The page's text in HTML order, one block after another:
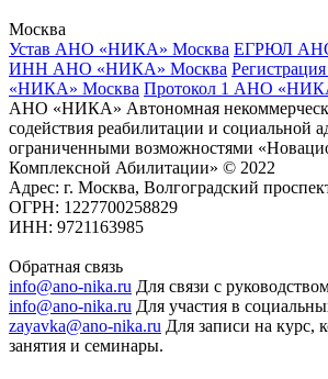
Москва
Устав АНО «НИКА» Москва ЕГРЮЛ
ИНН АНО «НИКА» Москва
«НИКА» Москва Протокол 1 АНО
АНО «НИКА» Автономная
содействия реабилитации и социальной
ограниченными возможностями
Комплексной Абилитации» © 2022
Адрес: г. Москва, Волгоградский
ОГРН: 1227700258829
ИНН: 9721163985
Обратная связь
info@ano-nika.ru Для связи с
info@ano-nika.ru Для участия в
zayavka@ano-nika.ru Для записи на курс,
занятия и семинары.